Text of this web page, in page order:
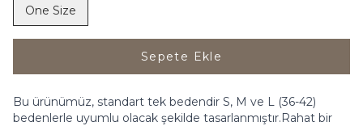
One Size
Sepete Ekle
Bu ürünümüz, standart tek bedendir S, M ve L (36-42)
bedenlerle uyumlu olacak şekilde tasarlanmıştır.Rahat bir